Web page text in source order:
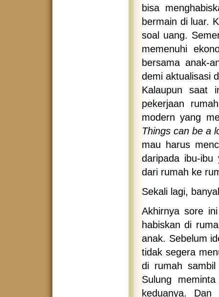
bisa
bermain di luar.
soal uang.
memenuhi
bersama anak-
demi aktualisasi
Kalaupun saat
pekerjaan
modern yang
Things can be a
mau harus
daripada ibu-ibu
dari rumah ke
Sekali lagi,
Akhirnya sore
habiskan di
anak. Sebelum
tidak segera
di rumah
Sulung
keduanya.